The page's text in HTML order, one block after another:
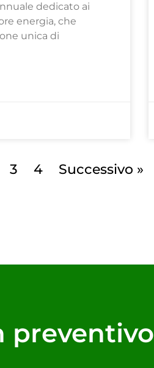
dedicato ai
energia, che
unica di
3 4 Successivo »
preventivo